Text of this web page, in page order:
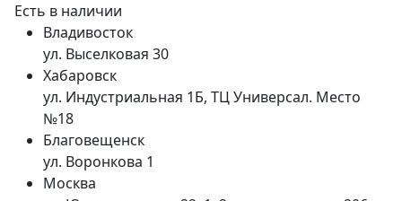
Есть в наличии
Владивосток
ул. Выселковая 30
Хабаровск
ул. Индустриальная 1Б, ТЦ Универсал. Место
№18
Благовещенск
ул. Воронкова 1
Москва